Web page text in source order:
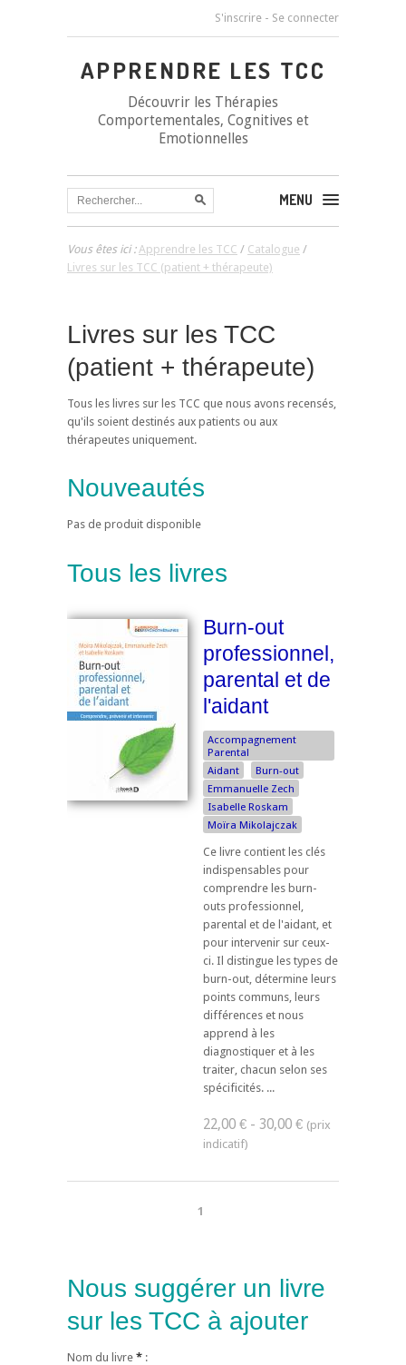
S'inscrire - Se connecter
APPRENDRE LES TCC
Découvrir les Thérapies
Comportementales, Cognitives et
Emotionnelles
MENU
Vous êtes ici :Apprendre les TCC / Catalogue /
Livres sur les TCC (patient + thérapeute)
Livres sur les TCC
(patient + thérapeute)
Tous les livres sur les TCC que nous avons recensés,
qu'ils soient destinés aux patients ou aux
thérapeutes uniquement.
Nouveautés
Pas de produit disponible
Tous les livres
Burn-out
professionnel,
parental et de
l'aidant
Accompagnement
Parental
Aidant
Burn-out
Emmanuelle Zech
Isabelle Roskam
Moïra Mikolajczak
Ce livre contient les clés
indispensables pour
comprendre les burn-
outs professionnel,
parental et de l'aidant, et
pour intervenir sur ceux-
ci. Il distingue les types de
burn-out, détermine leurs
points communs, leurs
différences et nous
apprend à les
diagnostiquer et à les
traiter, chacun selon ses
spécificités. ...
22,00 € - 30,00 €
1
Nous suggérer un livre
sur les TCC à ajouter
Nom du livre * :